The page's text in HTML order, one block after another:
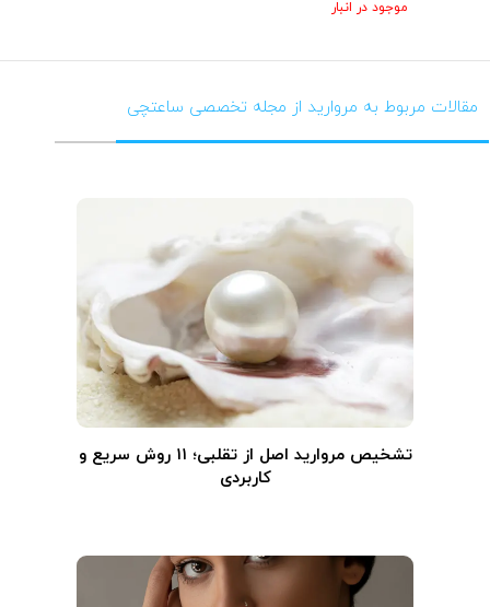
موجود در انبار
مقالات مربوط به مروارید از مجله تخصصی ساعتچی
تشخیص مروارید اصل از تقلبی؛ ۱۱ روش سریع و
کاربردی